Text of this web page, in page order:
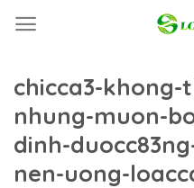
chicca3-khong-
nhung-muon-
dinh-
nen-uong-